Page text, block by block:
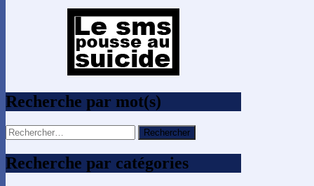
Recherche par mot(s)
Rechercher :
Recherche par catégories